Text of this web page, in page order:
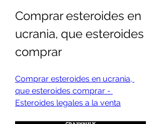
Comprar esteroides en
ucrania, que esteroides
comprar
Comprar esteroides en ucrania,
que esteroides comprar -
Esteroides legales a la venta